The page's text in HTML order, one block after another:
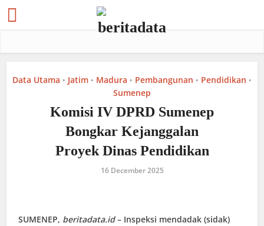
Data Utama • Jatim • Madura • Pembangunan • Pendidikan •
Sumenep
Komisi IV DPRD Sumenep
Bongkar Kejanggalan
Proyek Dinas Pendidikan
16 December 2025
SUMENEP, beritadata.id– Inspeksi mendadak (sidak)